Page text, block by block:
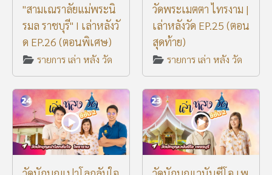
"สามเณราลัยแม่พระนิ
รมล ราชบุรี" I เล่าหลังวั
ด EP.26 (ตอนพิเศษ)
รายการ เล่า หลัง วัด
วัดพระเมตตา ไทรงาม |
เล่าหลังวัด EP.25 (ตอน
สุดท้าย)
รายการ เล่า หลัง วัด